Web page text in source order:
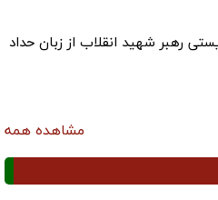
رهبر شهید انقلاب از زبان حداد
مشاهده همه